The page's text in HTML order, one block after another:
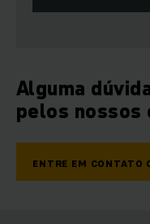
Alguma
pelos nossos
ENTRE EM CONTATO